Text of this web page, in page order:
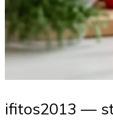
ifitos2013 —